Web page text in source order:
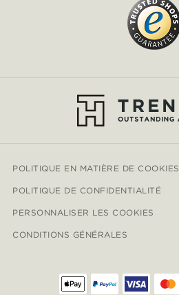
POLITIQUE EN MATIÈRE DE COOKIES
POLITIQUE DE CONFIDENTIALITÉ
PERSONNALISER LES COOKIES
CONDITIONS GÉNÉRALES